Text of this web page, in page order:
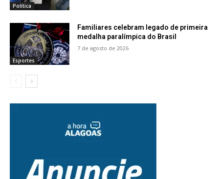
Política
Esportes
Familiares celebram legado de primeira
medalha paralímpica do Brasil
7 de agosto de 2026